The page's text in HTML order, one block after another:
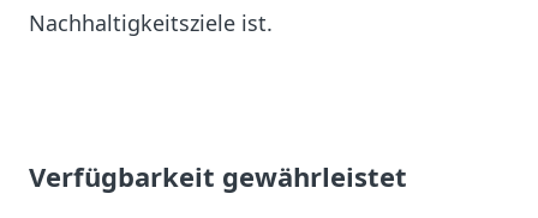
Nachhaltigkeitsziele ist.
Verfügbarkeit gewährleistet